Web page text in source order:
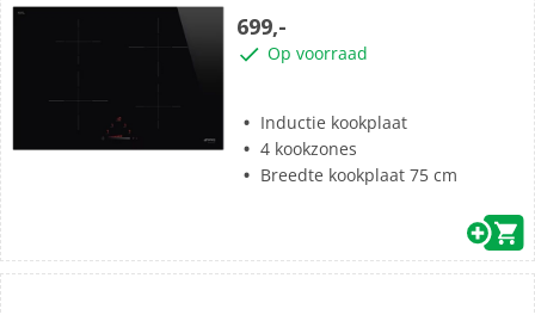
sterren.
699,-
Op voorraad
Inductie kookplaat
4 kookzones
Breedte kookplaat 75 cm